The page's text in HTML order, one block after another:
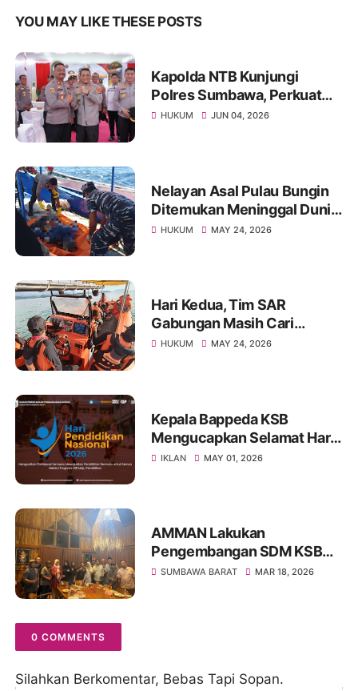
YOU MAY LIKE THESE POSTS
Kapolda NTB Kunjungi
Polres Sumbawa, Perkuat
Pengawasan Internal dan
HUKUM JUN 04, 2026
Nelayan Asal Pulau Bungin
Ditemukan Meninggal Dunia
di Pantai Kertasari
HUKUM MAY 24, 2026
Hari Kedua, Tim SAR
Gabungan Masih Cari
Nelayan Lansia yang Hilang
HUKUM MAY 24, 2026
Kepala Bappeda KSB
Mengucapkan Selamat Hari
Pendidikan Nasional 2026
IKLAN MAY 01, 2026
AMMAN Lakukan
Pengembangan SDM KSB
Melalui Program Beasiswa
SUMBAWA BARAT MAR 18, 2026
0 COMMENTS
Silahkan Berkomentar, Bebas Tapi Sopan.